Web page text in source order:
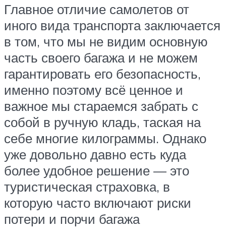
Главное отличие самолетов от
иного вида транспорта заключается
в том, что мы не видим основную
часть своего багажа и не можем
гарантировать его безопасность,
именно поэтому всё ценное и
важное мы стараемся забрать с
собой в ручную кладь, таская на
себе многие килограммы. Однако
уже довольно давно есть куда
более удобное решение — это
туристическая страховка, в
которую часто включают риски
потери и порчи багажа